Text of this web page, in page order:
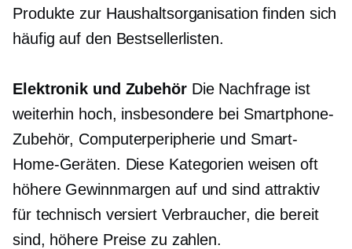
Produkte zur Haushaltsorganisation finden sich
häufig auf den Bestsellerlisten.
Elektronik und ZubehörDie Nachfrage ist
weiterhin hoch, insbesondere bei Smartphone-
Zubehör, Computerperipherie und Smart-
Home-Geräten. Diese Kategorien weisen oft
höhere Gewinnmargen auf und sind attraktiv
für technisch versiertVerbraucher, die bereit
sind, höhere Preise zu zahlen.